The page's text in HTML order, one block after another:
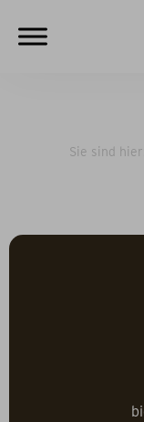
Sie sind hier: